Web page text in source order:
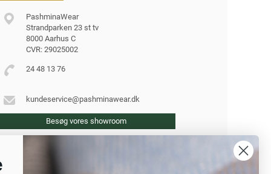
PashminaWear
Strandparken 23 st tv
8000 Aarhus C
CVR: 29025002
24 48 13 76
kundeservice@pashminawear.dk
Besøg vores showroom